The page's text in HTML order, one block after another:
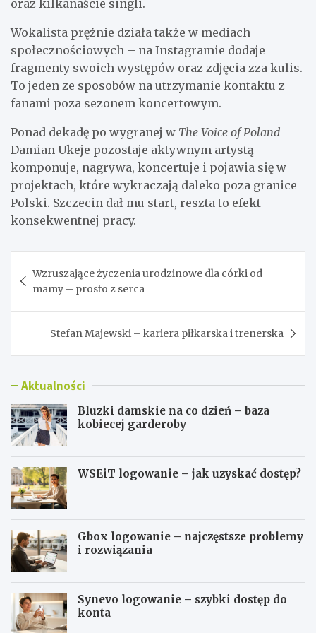
oraz kilkanaście singli.
Wokalista prężnie działa także w mediach
społecznościowych – na Instagramie dodaje
fragmenty swoich występów oraz zdjęcia zza kulis.
To jeden ze sposobów na utrzymanie kontaktu z
fanami poza sezonem koncertowym.
Ponad dekadę po wygranej w The Voice of Poland
Damian Ukeje pozostaje aktywnym artystą –
komponuje, nagrywa, koncertuje i pojawia się w
projektach, które wykraczają daleko poza granice
Polski. Szczecin dał mu start, reszta to efekt
konsekwentnej pracy.
wpisu
Wzruszające życzenia urodzinowe dla córki od
mamy – prosto z serca
Stefan Majewski – kariera piłkarska i trenerska
Aktualności
Bluzki damskie na co dzień – baza
kobiecej garderoby
WSEiT logowanie – jak uzyskać dostęp?
Gbox logowanie – najczęstsze problemy
i rozwiązania
Synevo logowanie – szybki dostęp do
konta